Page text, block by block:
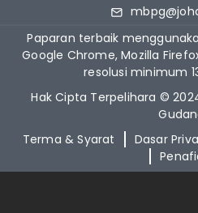
Paparan terbaik
Google Chrome, Mozilla
resolusi minimum
Hak Cipta Terpelihara ©
Terma & Syarat
Dasar